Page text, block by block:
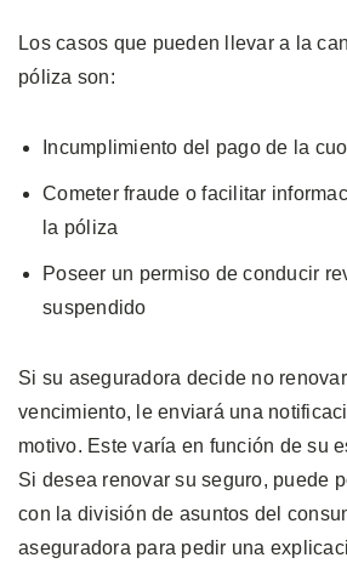
Los casos que pueden llevar a la
póliza son:
Incumplimiento del pago de la
Cometer fraude o facilitar
la póliza
Poseer un permiso de conducir
suspendido
Si su aseguradora decide no
vencimiento, le enviará una
motivo. Este varía en función de su
Si desea renovar su seguro, puede
con la división de asuntos del
aseguradora para pedir una